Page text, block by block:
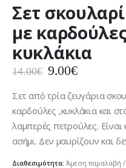
Σετ
με
κυκλάκια
14.00€ Original
was:
14.00€.
9.00€Η
τιμή
είναι:
9.00€.
Σετ από τρία ζευγάρια
καρδούλες ,κυκλάκια και
λαμπερές πετρούλες.
ασήμι. Δεν μαυρίζουν και
Διαθεσιμότητα: Άμεση παραλαβή